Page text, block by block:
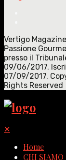
Vertigo
Passione
presso il
09/06/2017.
07/09/2017.
Rights Reserved
✕
Home
CHI SIAMO